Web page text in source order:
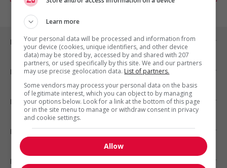
Emplois par ville
Emplois par secteur
Emplois par statut
Emplois par type
Nos suggestions
Learn more
Your personal data will be processed and information from
your device (cookies, unique identifiers, and other device
data) may be stored by, accessed by and shared with 207
partners, or used specifically by this site. We and our partners
may use precise geolocation data. List of partners.
Some vendors may process your personal data on the basis
of legitimate interest, which you can object to by managing
your options below. Look for a link at the bottom of this page
or in the site menu to manage or withdraw consent in privacy
and cookie settings.
Allow